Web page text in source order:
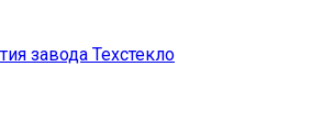
завода Техстекло